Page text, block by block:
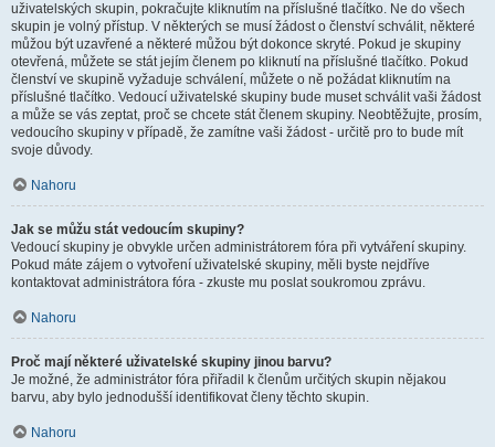
uživatelských skupin, pokračujte kliknutím na příslušné tlačítko. Ne do všech
skupin je volný přístup. V některých se musí žádost o členství schválit, některé
můžou být uzavřené a některé můžou být dokonce skryté. Pokud je skupiny
otevřená, můžete se stát jejím členem po kliknutí na příslušné tlačítko. Pokud
členství ve skupině vyžaduje schválení, můžete o ně požádat kliknutím na
příslušné tlačítko. Vedoucí uživatelské skupiny bude muset schválit vaši žádost
a může se vás zeptat, proč se chcete stát členem skupiny. Neobtěžujte, prosím,
vedoucího skupiny v případě, že zamítne vaši žádost - určitě pro to bude mít
svoje důvody.
Nahoru
Jak se můžu stát vedoucím skupiny?
Vedoucí skupiny je obvykle určen administrátorem fóra při vytváření skupiny.
Pokud máte zájem o vytvoření uživatelské skupiny, měli byste nejdříve
kontaktovat administrátora fóra - zkuste mu poslat soukromou zprávu.
Nahoru
Proč mají některé uživatelské skupiny jinou barvu?
Je možné, že administrátor fóra přiřadil k členům určitých skupin nějakou
barvu, aby bylo jednodušší identifikovat členy těchto skupin.
Nahoru